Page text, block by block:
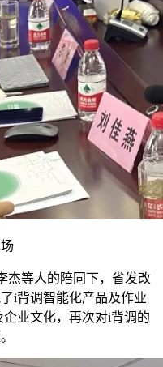
杰等人的陪同下，省发改
i背调智能化产品及作业
业文化，再次对i背调的